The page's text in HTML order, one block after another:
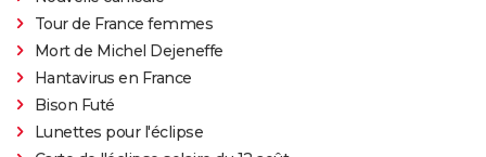
Tour de France femmes
Mort de Michel Dejeneffe
Hantavirus en France
Bison Futé
Lunettes pour l'éclipse